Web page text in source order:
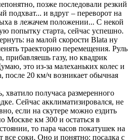
позже последовали резкий
подхват... и вдруг – переворот на
в лежачем положении... С некой
попытку старта, сейчас успешно.
на малой скорости Blata ну
траекторию перемещения. Руль
прибавляешь газу, но квадрик
это из-за малеханьких колес и
после 20 км/ч возникает обычная
хватило получаса размеренного
Сейчас акклиматизировался, не
если на скутере можно ездить
Москве км 300 и остаться в
то пара часов покатушек на
все соки. Оно и понятно: посадка с